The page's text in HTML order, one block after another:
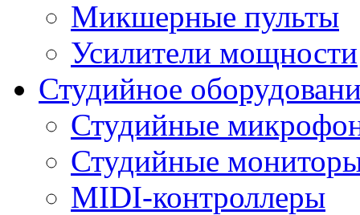
Микшерные пульты
Усилители мощности
Студийное
Студийные
Студийные
MIDI-контроллеры